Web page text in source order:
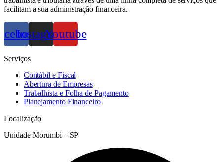
facilitam a sua administração financeira.
InstagramYoutube
Serviços
Contábil e Fiscal
Abertura de Empresas
Trabalhista e Folha de Pagamento
Planejamento Financeiro
Localização
Unidade Morumbi – SP